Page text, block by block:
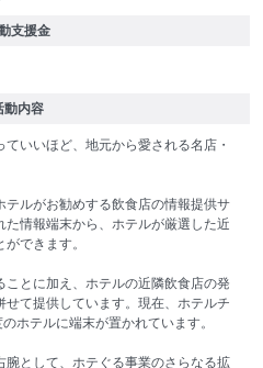
支援金
動内容
いいほど、地元から愛される名店・
ルがお勧めする飲食店の情報提供サ
情報端末から、ホテルが厳選した近
できます。
とに加え、ホテルの近隣飲食店の発
て提供しています。現在、ホテルチ
ホテルに端末が置かれています。
として、ホテぐる事業のさらなる拡